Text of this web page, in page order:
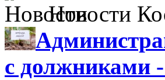
Новости
с должниками